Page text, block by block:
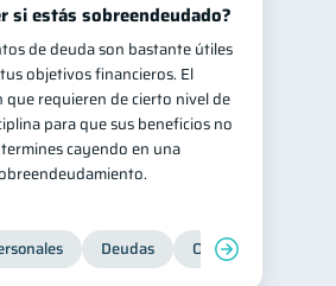
financiera 1
Doble sueldo 1
financiera 1
si estás sobreendeudado?
de deuda son bastante útiles
objetivos financieros. El
que requieren de cierto nivel de
para que sus beneficios no
cayendo en una
Deudas Organización